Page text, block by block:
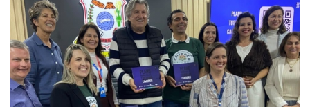
agosto para realização de inventário